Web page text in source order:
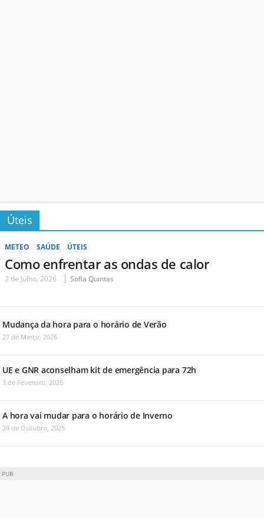
Úteis
METEO SAÚDE ÚTEIS
Como enfrentar as ondas de calor
2 de Julho, 2026 Sofia Quintas
Mudança da hora para o horário de Verão
27 de Março, 2026
UE e GNR aconselham kit de emergência para 72h
3 de Fevereiro, 2026
A hora vai mudar para o horário de Inverno
24 de Outubro, 2025
PUB